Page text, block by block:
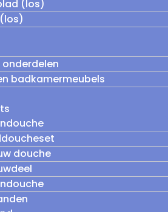
(los)
onderdelen
badkamermeubels
douche